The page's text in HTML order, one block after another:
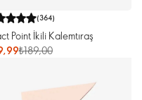
(364)
Point İkili Kalemtıraş
₺189,00